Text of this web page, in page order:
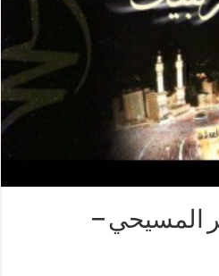
المسيحي –